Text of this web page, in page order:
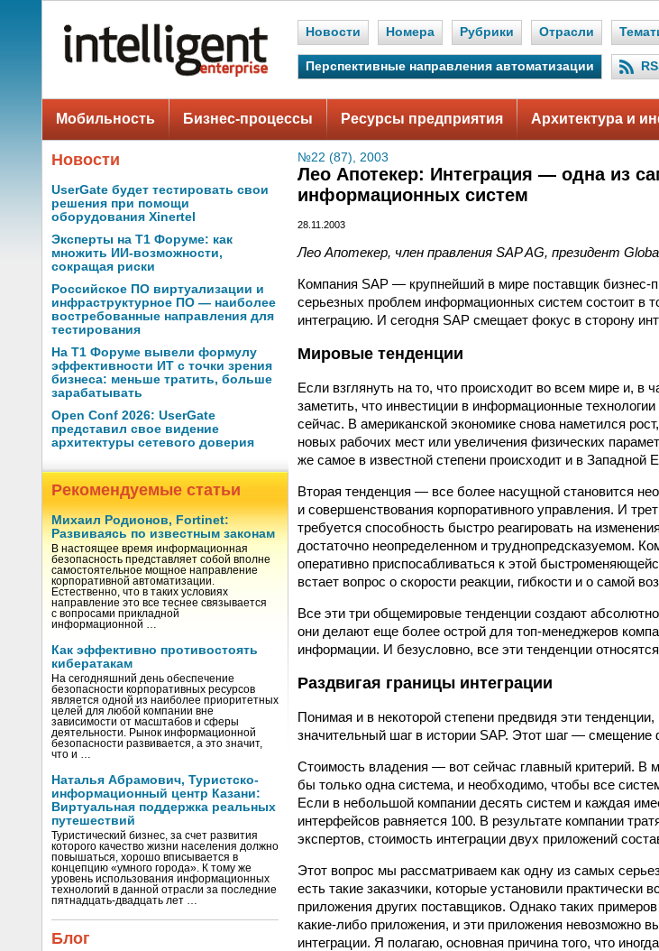
Новости Номера Рубрики Отрасли
Перспективные направления автоматизации
Мобильность Бизнес-процессы Ресурсы предприятия Архитектура и
Новости
UserGate будет тестировать свои
решения при помощи
оборудования Xinertel
Эксперты на Т1 Форуме: как
множить ИИ-возможности,
сокращая риски
Российское ПО виртуализации и
инфраструктурное ПО — наиболее
востребованные направления для
тестирования
На Т1 Форуме вывели формулу
эффективности ИТ с точки зрения
бизнеса: меньше тратить, больше
зарабатывать
Open Conf 2026: UserGate
представил свое видение
архитектуры сетевого доверия
Рекомендуемые статьи
Михаил Родионов, Fortinet:
Развиваясь по известным законам
В настоящее время информационная
безопасность представляет собой вполне
самостоятельное мощное направление
корпоративной автоматизации.
Естественно, что в таких условиях
направление это все теснее связывается
с вопросами прикладной
информационной …
Как эффективно противостоять
кибератакам
На сегодняшний день обеспечение
безопасности корпоративных ресурсов
является одной из наиболее приоритетных
целей для любой компании вне
зависимости от масштабов и сферы
деятельности. Рынок информационной
безопасности развивается, а это значит,
что и …
Наталья Абрамович, Туристско-
информационный центр Казани:
Виртуальная поддержка реальных
путешествий
Туристический бизнес, за счет развития
которого качество жизни населения должно
повышаться, хорошо вписывается в
концепцию «умного города». К тому же
уровень использования информационных
технологий в данной отрасли за последние
пятнадцать-двадцать лет …
Блог
№22 (87), 2003
Лео Апотекер: Интеграция — одна из
информационных систем
28.11.2003
Лео Апотекер, член правления SAP AG, президент
Компания SAP — крупнейший в мире поставщик бизнес-
серьезных проблем информационных систем состоит в
интеграцию. И сегодня SAP смещает фокус в сторону
Мировые тенденции
Если взглянуть на то, что происходит во всем мире и,
заметить, что инвестиции в информационные
сейчас. В американской экономике снова наметился
новых рабочих мест или увеличения физических
же самое в известной степени происходит и в Западной
Вторая тенденция — все более насущной становится
и совершенствования корпоративного управления. И
требуется способность быстро реагировать на
достаточно неопределенном и труднопредсказуемом.
оперативно приспосабливаться к этой
встает вопрос о скорости реакции, гибкости и о самой
Все эти три общемировые тенденции создают
они делают еще более острой для топ-менеджеров
информации. И безусловно, все эти тенденции
Раздвигая границы интеграции
Понимая и в некоторой степени предвидя эти
значительный шаг в истории SAP. Этот шаг — смещение
Стоимость владения — вот сейчас главный критерий. В
бы только одна система, и необходимо, чтобы все
Если в небольшой компании десять систем и каждая
интерфейсов равняется 100. В результате компании
экспертов, стоимость интеграции двух приложений
Этот вопрос мы рассматриваем как одну из самых
есть такие заказчики, которые установили практически
приложения других поставщиков. Однако таких
какие-либо приложения, и эти приложения невозможно
интеграции. Я полагаю, основная причина того, что